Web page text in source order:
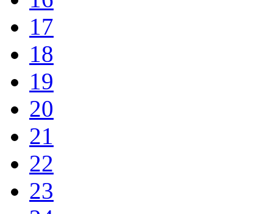
17
18
19
20
21
22
23